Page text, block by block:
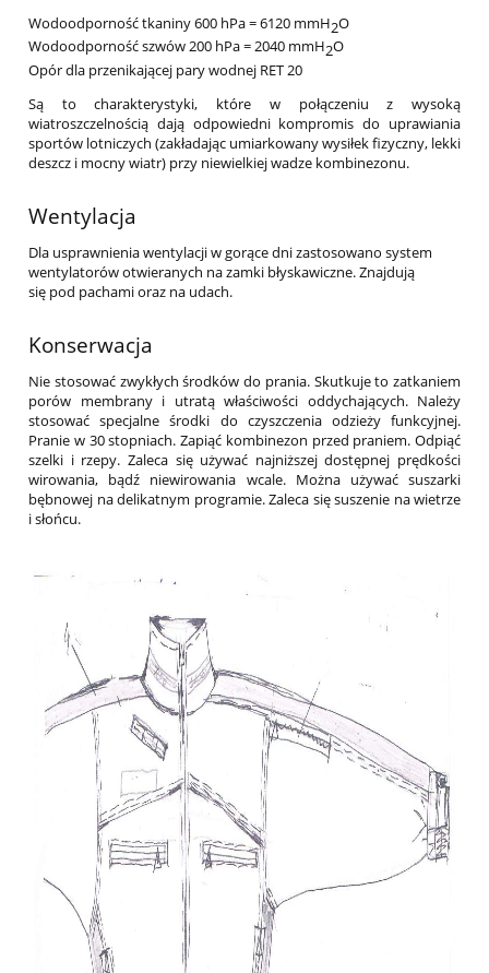
Wodoodporność tkaniny 600 hPa = 6120 mmH2O
Wodoodporność szwów 200 hPa = 2040 mmH2O
Opór dla przenikającej pary wodnej RET 20
Są to charakterystyki, które w połączeniu z wysoką
wiatroszczelnością dają odpowiedni kompromis do uprawiania
sportów lotniczych (zakładając umiarkowany wysiłek fizyczny, lekki
deszcz i mocny wiatr) przy niewielkiej wadze kombinezonu.
Wentylacja
Dla usprawnienia wentylacji w gorące dni zastosowano system
wentylatorów otwieranych na zamki błyskawiczne. Znajdują
się pod pachami oraz na udach.
Konserwacja
Nie stosować zwykłych środków do prania. Skutkuje to zatkaniem
porów membrany i utratą właściwości oddychających. Należy
stosować specjalne środki do czyszczenia odzieży funkcyjnej.
Pranie w 30 stopniach. Zapiąć kombinezon przed praniem. Odpiąć
szelki i rzepy. Zaleca się używać najniższej dostępnej prędkości
wirowania, bądź niewirowania wcale. Można używać suszarki
bębnowej na delikatnym programie. Zaleca się suszenie na wietrze
i słońcu.